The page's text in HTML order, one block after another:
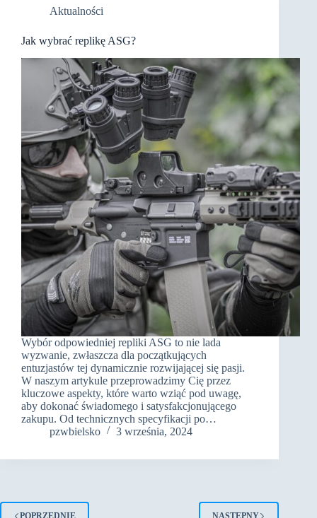
Aktualności
Jak wybrać replikę ASG?
Wybór odpowiedniej repliki ASG to nie lada
wyzwanie, zwłaszcza dla początkujących
entuzjastów tej dynamicznie rozwijającej się pasji.
W naszym artykule przeprowadzimy Cię przez
kluczowe aspekty, które warto wziąć pod uwagę,
aby dokonać świadomego i satysfakcjonującego
zakupu. Od technicznych specyfikacji po…
pzwbielsko
3 września, 2024
POPRZEDNIE NASTĘPNY